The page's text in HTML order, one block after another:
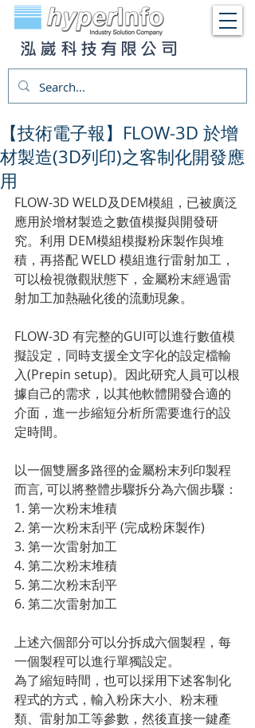
泓崴科技有限公司
【技術電子報】FLOW-3D 於增
材製造(3D列印)之客制化開發應
用
FLOW-3D WELD及DEM模組，已被廣泛
應用於增材製造之數值模擬與開發研
究。利用 DEM模組模擬粉床製作與堆
積，再搭配 WELD 模組進行雷射加工，
可以檢視微觀狀態下，金屬粉末經過雷
射加工加熱融化後的流動現象。
FLOW-3D 有完整的GUI可以進行數值模
擬設定，同時支援全文字化的設定檔輸
入(Prepin setup)。因此研究人員可以根
據自己的需求，以其他軟體開發合適的
介面，進一步縮短分析所需要進行的設
定時間。
以一個雙層多路徑的金屬粉末列印製程
而言, 可以將整體步驟拆分為六個步驟：
1. 第一次粉末堆積
2. 第一次粉末刮平 (完成粉床製作)
3. 第一次雷射加工
4. 第二次粉末堆積
5. 第二次粉末刮平
6. 第二次雷射加工
上述六個部分可以分拆成六個製程，每
一個製程可以進行單獨設定。
為了縮短時間，也可以採用下述客制化
程式的方式，輸入粉床大小、粉末種
類、雷射加工等參數，然後直接一鍵產